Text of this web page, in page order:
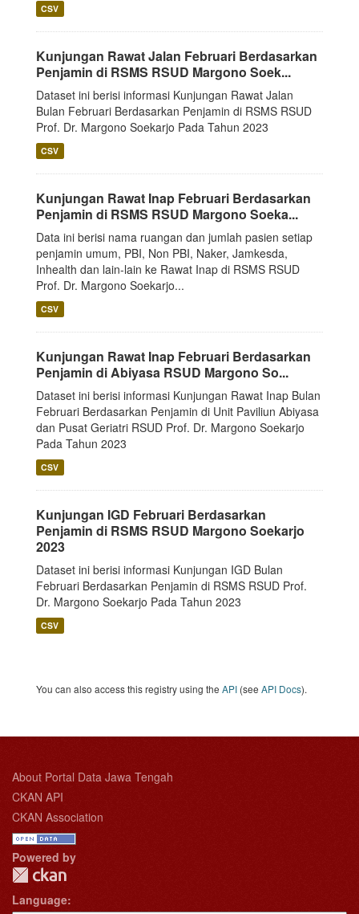
CSV
Kunjungan Rawat Jalan Februari Berdasarkan
Penjamin di RSMS RSUD Margono Soek...
Dataset ini berisi informasi Kunjungan Rawat Jalan
Bulan Februari Berdasarkan Penjamin di RSMS RSUD
Prof. Dr. Margono Soekarjo Pada Tahun 2023
CSV
Kunjungan Rawat Inap Februari Berdasarkan
Penjamin di RSMS RSUD Margono Soeka...
Data ini berisi nama ruangan dan jumlah pasien setiap
penjamin umum, PBI, Non PBI, Naker, Jamkesda,
Inhealth dan lain-lain ke Rawat Inap di RSMS RSUD
Prof. Dr. Margono Soekarjo...
CSV
Kunjungan Rawat Inap Februari Berdasarkan
Penjamin di Abiyasa RSUD Margono So...
Dataset ini berisi informasi Kunjungan Rawat Inap Bulan
Februari Berdasarkan Penjamin di Unit Paviliun Abiyasa
dan Pusat Geriatri RSUD Prof. Dr. Margono Soekarjo
Pada Tahun 2023
CSV
Kunjungan IGD Februari Berdasarkan
Penjamin di RSMS RSUD Margono Soekarjo
2023
Dataset ini berisi informasi Kunjungan IGD Bulan
Februari Berdasarkan Penjamin di RSMS RSUD Prof.
Dr. Margono Soekarjo Pada Tahun 2023
CSV
You can also access this registry using the API (see API Docs).
About Portal Data Jawa Tengah
CKAN API
CKAN Association
Powered by
Language